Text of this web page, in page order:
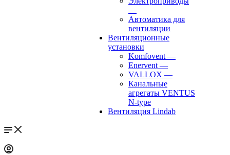
—
Автоматика для
вентиляции
Вентиляционные
установки
Komfovent —
Enervent —
VALLOX —
Канальные
агрегаты VENTUS
N-type
Вентиляция Lindab